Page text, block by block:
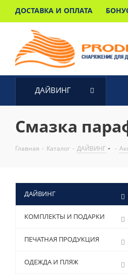
ДОСТАВКА И ОПЛАТА
ДАЙВИНГ
Смазка
Главная - Каталог - ДАЙВИНГ -
ДАЙВИНГ
КОМПЛЕКТЫ И ПОДАРКИ
ПЕЧАТНАЯ ПРОДУКЦИЯ
ОДЕЖДА И ПЛЯЖ